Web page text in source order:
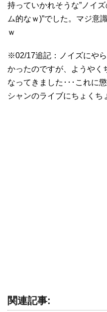
持っていかれそうな”ノイ
ム的なｗ)”でした。マジ意
ｗ
※02/17追記：ノイズにや
かったのですが、ようやく
なってきました･･･これに
シャンのライブにちょくち
関連記事: